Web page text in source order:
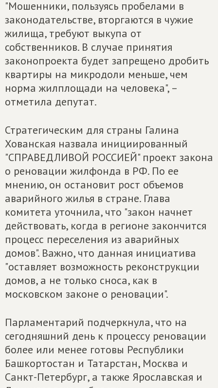
"Мошенники, пользуясь пробелами в
законодательстве, вторгаются в чужие
жилища, требуют выкупа от
собственников. В случае принятия
законопроекта будет запрещено дробить
квартиры на микродоли меньше, чем
норма жилплощади на человека", –
отметила депутат.
Стратегическим для страны Галина
Хованская назвала инициированный
"СПРАВЕДЛИВОЙ РОССИЕЙ" проект закона
о реновации жилфонда в РФ. По ее
мнению, он остановит рост объемов
аварийного жилья в стране. Глава
комитета уточнила, что "закон начнет
действовать, когда в регионе закончится
процесс переселения из аварийных
домов". Важно, что данная инициатива
"оставляет возможность реконструкции
домов, а не только сноса, как в
московском законе о реновации".
Парламентарий подчеркнула, что на
сегодняшний день к процессу реновации
более или менее готовы Республики
Башкортостан и Татарстан, Москва и
Санкт-Петербург, а также Ярославская и